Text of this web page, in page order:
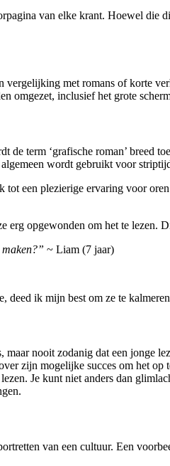
van elke krant. Hoewel die
met romans of korte
omgezet, inclusief het grote
term ‘grafische roman’ breed
wordt gebruikt voor
een plezierige ervaring voor
erg opgewonden om het te lezen.
~ Liam (7 jaar)
ik mijn best om ze te
nooit zodanig dat een jonge
zijn mogelijke succes om het
Je kunt niet anders dan
van een cultuur. Een